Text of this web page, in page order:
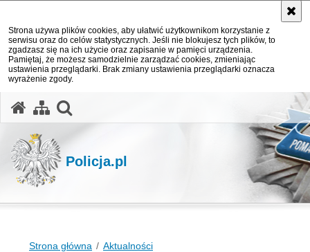
Strona używa plików cookies, aby ułatwić użytkownikom korzystanie z
serwisu oraz do celów statystycznych. Jeśli nie blokujesz tych plików, to
zgadzasz się na ich użycie oraz zapisanie w pamięci urządzenia.
Pamiętaj, że możesz samodzielnie zarządzać cookies, zmieniając
ustawienia przeglądarki. Brak zmiany ustawienia przeglądarki oznacza
wyrażenie zgody.
Policja.pl
Strona główna Aktualności